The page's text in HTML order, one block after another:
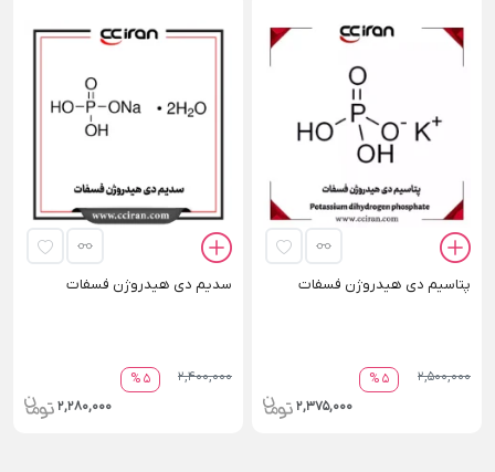
پتاسیم دی هیدروژن فسفات
5 %
2,500,000
2,375,000
سدیم دی هیدروژن فسفات
5 %
2,400,000
2,280,000